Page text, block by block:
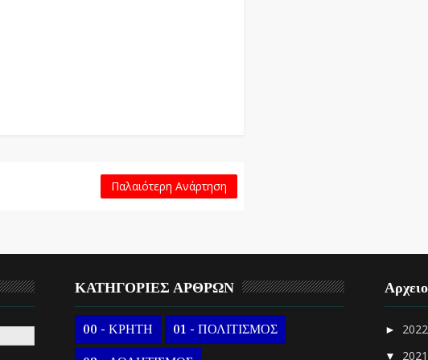
Παλαιότερη Ανάρτηση
ΚΑΤΗΓΟΡΙΕΣ ΑΡΘΡΩΝ
00 - ΚΡΗΤΗ 01 - ΠΟΛΙΤΙΣΜΟΣ ► 2022
▼ 2021